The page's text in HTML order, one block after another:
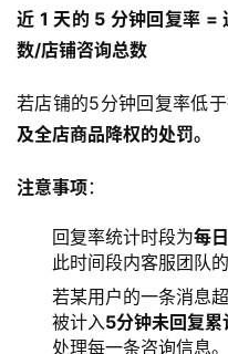
近 1 天的 5 分钟回复率 =
数/店铺咨询总数
若店铺的5分钟回复率低
及全店商品降权的处罚。
注意事项：
回复率统计时段为每
此时间段内客服团队
若某用户的一条消息
被计入5分钟未回复累
处理每一条咨询信息。